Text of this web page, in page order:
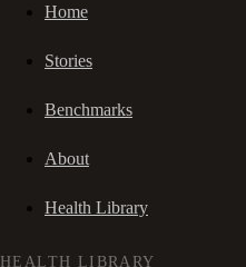
Home
Stories
Benchmarks
About
Health Library
HEALTH LIBRARY